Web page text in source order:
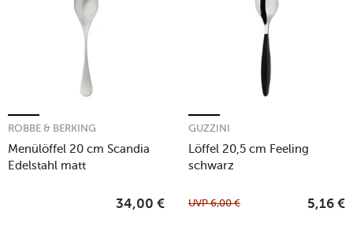
Menülöffel 20 cm Scandia
Edelstahl matt
ROBBE & BERKING
34,00 €
Löffel 20,5 cm Feeling
schwarz
GUZZINI
UVP6,00 € 5,16 €